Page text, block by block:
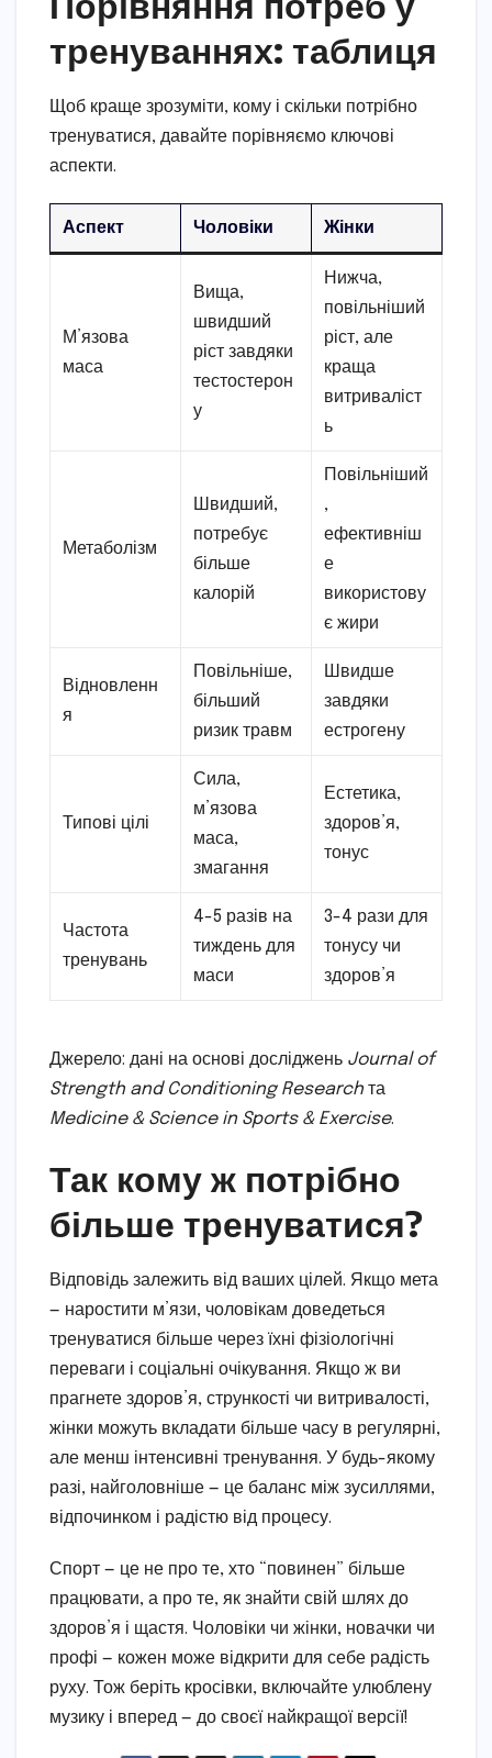
тренуваннях: таблиця
Щоб краще зрозуміти, кому і скільки потрібно
тренуватися, давайте порівняємо ключові
аспекти.
Аспект Чоловіки Жінки
М’язова
маса
Вища,
швидший
ріст завдяки
тестостерон
у
Нижча,
повільніший
ріст, але
краща
витриваліст
ь
Метаболізм
Швидший,
потребує
більше
калорій
Повільніший
,
ефективніш
е
використову
є жири
Відновленн
я
Повільніше,
більший
ризик травм
Швидше
завдяки
естрогену
Типові цілі
Сила,
м’язова
маса,
змагання
Естетика,
здоров’я,
тонус
Частота
тренувань
4-5 разів на
тиждень для
маси
3-4 рази для
тонусу чи
здоров’я
Джерело: дані на основі досліджень Journal of
Strength and Conditioning Research та
Medicine & Science in Sports & Exercise.
Так кому ж потрібно
більше тренуватися?
Відповідь залежить від ваших цілей. Якщо мета
— наростити м’язи, чоловікам доведеться
тренуватися більше через їхні фізіологічні
переваги і соціальні очікування. Якщо ж ви
прагнете здоров’я, стрункості чи витривалості,
жінки можуть вкладати більше часу в регулярні,
але менш інтенсивні тренування. У будь-якому
разі, найголовніше — це баланс між зусиллями,
відпочинком і радістю від процесу.
Спорт — це не про те, хто “повинен” більше
працювати, а про те, як знайти свій шлях до
здоров’я і щастя. Чоловіки чи жінки, новачки чи
профі — кожен може відкрити для себе радість
руху. Тож беріть кросівки, включайте улюблену
музику і вперед — до своєї найкращої версії!